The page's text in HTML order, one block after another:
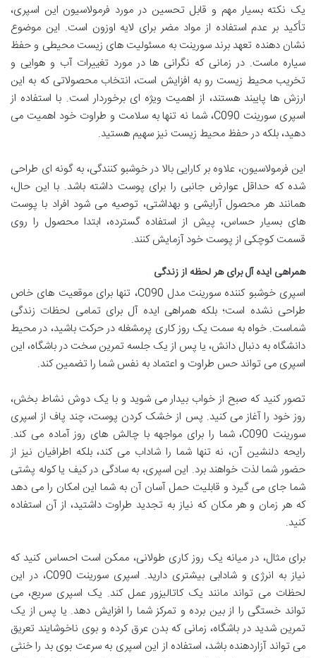
یک نکته بسیار مهم و قابل تحسین در مورد فرمولاسیون این اسپری،
تأکید بر عدم استفاده از مواد مضر برای لایه اوزون است. این موضوع
نشان دهنده تعهد برند سورینت به مسئولیت های زیست محیطی و حفظ
سیاره ماست. در زمانی که نگرانی ها در مورد تغییرات آب و هوایی و
تخریب محیط زیست رو به افزایش است، انتخاب محصولاتی که به این
ارزش ها پایبند هستند، از اهمیت ویژه ای برخوردار است. با استفاده از
اسپری سورینت C090، شما نه تنها به سلامت و طراوت خود اهمیت می
دهید، بلکه در حفظ محیط زیست نیز سهیم هستید.
این فرمولاسیون، علاوه بر کارایی بالا در خوشبو کنندگی، به گونه ای طراحی
شده که حداقل عوارض جانبی را برای پوست داشته باشد. با این حال،
همانند هر محصول آرایشی و بهداشتی، توصیه می شود افراد با پوست
های بسیار حساس، پیش از استفاده گسترده، ابتدا محصول را روی
قسمت کوچکی از پوست خود آزمایش کنند.
همراهی ایده آل برای هر لحظه از زندگی
اسپری خوشبو کننده سورینت مدل C090، تنها برای موقعیت های خاص
طراحی نشده است؛ بلکه همراهی ایده آل برای تمامی لحظات زندگی
شماست. خواه به سمت یک روز کاری پرمشغله در حرکت باشید، در محیط
دانشگاه به دنبال دانش، یا پس از یک جلسه تمرین سخت در باشگاه، این
اسپری می تواند حس طراوت و اعتماد به نفس شما را تضمین کند.
تصور کنید که صبح از خواب بیدار می شوید و با یک دوش نشاط بخش،
روز خود را آغاز می کنید. پس از خشک کردن پوست، چند پاف از اسپری
سورینت C090، شما را برای مواجهه با چالش های روز آماده می کند.
رایحه دلنشین آن، نه تنها شما را شاداب می کند، بلکه اطرافیان نیز از
حضور شما لذت خواهند برد. این اسپری، به سادگی در کیف یا کوله پشتی
شما جای می گیرد و قابلیت حمل آسان آن به شما این امکان را می دهد
که هر زمان و هر مکان که نیاز به تجدید طراوت داشتید، از آن استفاده
کنید.
برای مثال، در میانه یک روز کاری طولانی، ممکن است احساس کنید که
نیاز به انرژی و شادابی بیشتری دارید. اسپری سورینت C090، در این
لحظات می تواند مانند یک کاتالیزور عمل کند. یک اسپری سریع، می
تواند خستگی را از بین برده و تمرکز شما را افزایش دهد. یا پس از یک
تمرین شدید در باشگاه، زمانی که بدن عرق کرده و بوی ناخوشایند تعریق
می تواند آزاردهنده باشد، استفاده از این اسپری به سرعت بوی بد را خنثی